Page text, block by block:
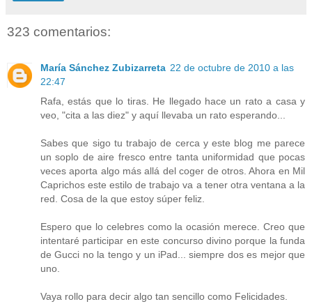
323 comentarios:
María Sánchez Zubizarreta 22 de octubre de 2010 a las
22:47
Rafa, estás que lo tiras. He llegado hace un rato a casa y
veo, "cita a las diez" y aquí llevaba un rato esperando...
Sabes que sigo tu trabajo de cerca y este blog me parece
un soplo de aire fresco entre tanta uniformidad que pocas
veces aporta algo más allá del coger de otros. Ahora en Mil
Caprichos este estilo de trabajo va a tener otra ventana a la
red. Cosa de la que estoy súper feliz.
Espero que lo celebres como la ocasión merece. Creo que
intentaré participar en este concurso divino porque la funda
de Gucci no la tengo y un iPad... siempre dos es mejor que
uno.
Vaya rollo para decir algo tan sencillo como Felicidades.